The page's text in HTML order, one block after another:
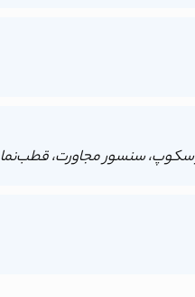
سنسور مجاورت، قطب‌نما